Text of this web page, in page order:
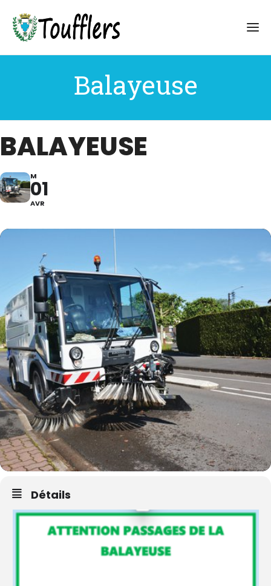
Balayeuse
BALAYEUSE
M
01
AVR
Détails